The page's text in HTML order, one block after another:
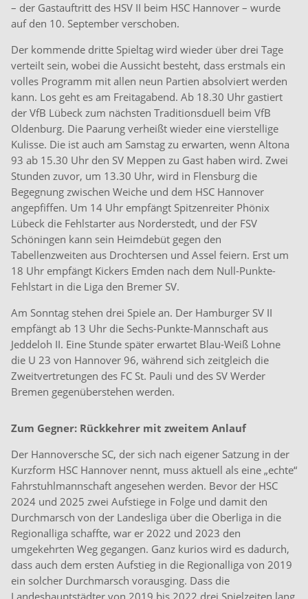
– der Gastauftritt des HSV II beim HSC Hannover – wurde
auf den 10. September verschoben.
Der kommende dritte Spieltag wird wieder über drei Tage
verteilt sein, wobei die Aussicht besteht, dass erstmals ein
volles Programm mit allen neun Partien absolviert werden
kann. Los geht es am Freitagabend. Ab 18.30 Uhr gastiert
der VfB Lübeck zum nächsten Traditionsduell beim VfB
Oldenburg. Die Paarung verheißt wieder eine vierstellige
Kulisse. Die ist auch am Samstag zu erwarten, wenn Altona
93 ab 15.30 Uhr den SV Meppen zu Gast haben wird. Zwei
Stunden zuvor, um 13.30 Uhr, wird in Flensburg die
Begegnung zwischen Weiche und dem HSC Hannover
angepfiffen. Um 14 Uhr empfängt Spitzenreiter Phönix
Lübeck die Fehlstarter aus Norderstedt, und der FSV
Schöningen kann sein Heimdebüt gegen den
Tabellenzweiten aus Drochtersen und Assel feiern. Erst um
18 Uhr empfängt Kickers Emden nach dem Null-Punkte-
Fehlstart in die Liga den Bremer SV.
Am Sonntag stehen drei Spiele an. Der Hamburger SV II
empfängt ab 13 Uhr die Sechs-Punkte-Mannschaft aus
Jeddeloh II. Eine Stunde später erwartet Blau-Weiß Lohne
die U 23 von Hannover 96, während sich zeitgleich die
Zweitvertretungen des FC St. Pauli und des SV Werder
Bremen gegenüberstehen werden.
Zum Gegner: Rückkehrer mit zweitem Anlauf
Der Hannoversche SC, der sich nach eigener Satzung in der
Kurzform HSC Hannover nennt, muss aktuell als eine „echte“
Fahrstuhlmannschaft angesehen werden. Bevor der HSC
2024 und 2025 zwei Aufstiege in Folge und damit den
Durchmarsch von der Landesliga über die Oberliga in die
Regionalliga schaffte, war er 2022 und 2023 den
umgekehrten Weg gegangen. Ganz kurios wird es dadurch,
dass auch dem ersten Aufstieg in die Regionalliga von 2019
ein solcher Durchmarsch vorausging. Dass die
Landeshauptstädter von 2019 bis 2022 drei Spielzeiten lang